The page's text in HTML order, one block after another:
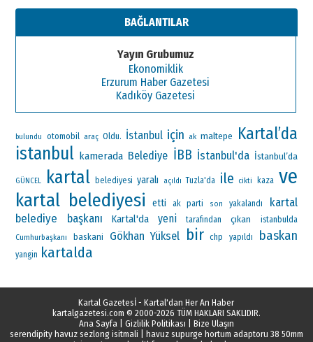
BAĞLANTILAR
Yayın Grubumuz
Ekonomiklik
Erzurum Haber Gazetesi
Kadıköy Gazetesi
bulundu otomobil araç Oldu. İstanbul için ak maltepe Kartal’da
istanbul kamerada Belediye İBB İstanbul'da İstanbul’da
GÜNCEL kartal belediyesi yaralı açıldı Tuzla'da ile cikti kaza ve
kartal belediyesi etti ak parti son yakalandı
kartal
belediye başkanı
Kartal'da yeni tarafından çıkan
istanbulda
Cumhurbaşkanı
baskani Gökhan Yüksel bir chp yapıldı baskan
yangin kartalda
Kartal Gazetesİ - Kartal'dan Her An Haber
kartalgazetesi.com © 2000-2026 TÜM HAKLARI SAKLIDIR.
Ana Sayfa
Gizlilik Politikası
Bize Ulaşın
serendipity havuz sezlong isitmali
havuz supurge hortum adaptoru 38 50mm